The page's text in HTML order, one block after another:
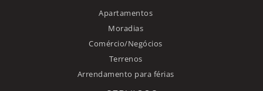
Apartamentos
Moradias
Comércio/Negócios
Terrenos
Arrendamento para férias